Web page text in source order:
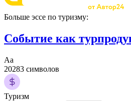
Больше эссе по туризму:
Событие как
Аа
20283 символов
Туризм